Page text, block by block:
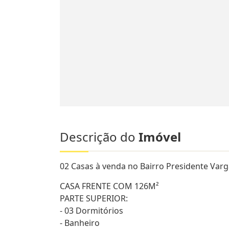
Descrição do Imóvel
02 Casas à venda no Bairro Presidente
CASA FRENTE COM 126M²
PARTE SUPERIOR:
- 03 Dormitórios
- Banheiro